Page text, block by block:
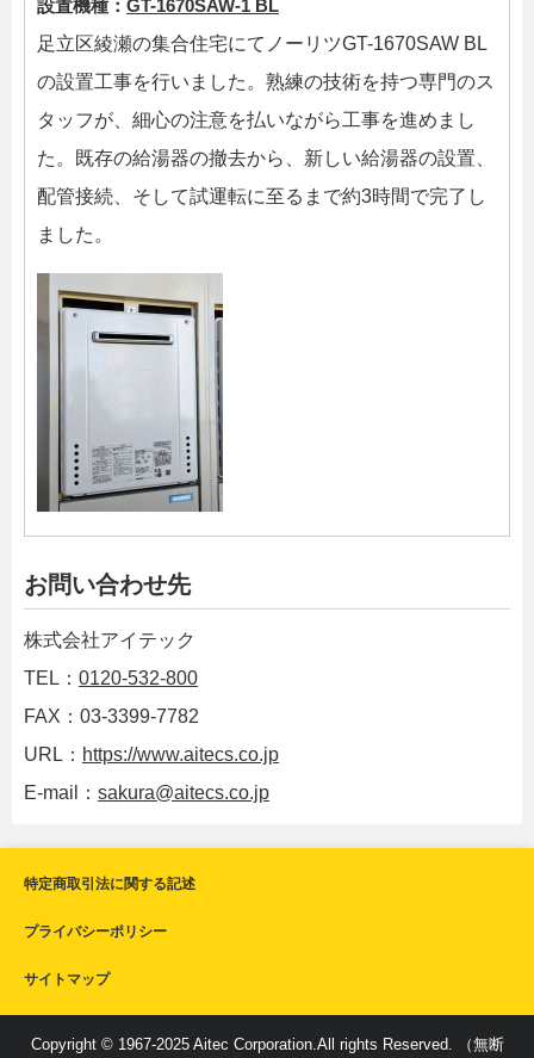
設置機種： GT-1670SAW-1 BL
足立区綾瀬の集合住宅にてノーリツGT-1670SAW BL
の設置工事を行いました。熟練の技術を持つ専門のス
タッフが、細心の注意を払いながら工事を進めまし
た。既存の給湯器の撤去から、新しい給湯器の設置、
配管接続、そして試運転に至るまで約3時間で完了し
ました。
お問い合わせ先
株式会社アイテック
TEL： 0120-532-800
FAX：03-3399-7782
URL： https://www.aitecs.co.jp
E-mail： sakura@aitecs.co.jp
特定商取引法に関する記述
プライバシーポリシー
サイトマップ
Copyright © 1967-2025 Aitec Corporation.All rights Reserved. （無断